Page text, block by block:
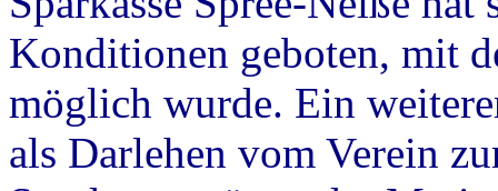
Konditionen geboten, mit
möglich wurde. Ein
als Darlehen vom Verein